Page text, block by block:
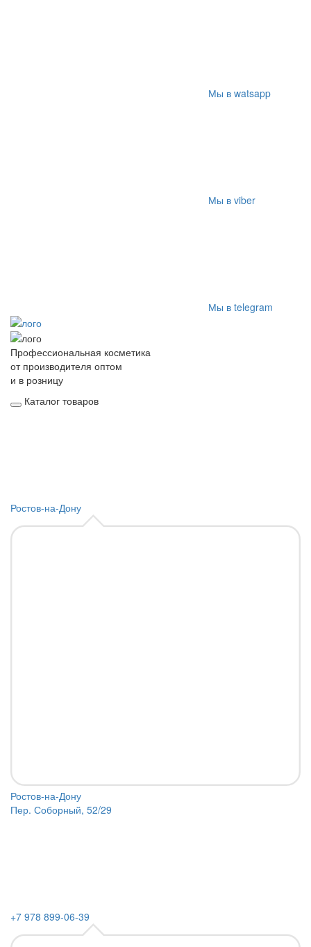
Мы в watsapp
Мы в viber
Мы в telegram
Профессиональная косметика
от производителя оптом
и в розницу
Каталог товаров
Ростов-на-Дону
Ростов-на-Дону
Пер. Соборный, 52/29
+7 978 899-06-39